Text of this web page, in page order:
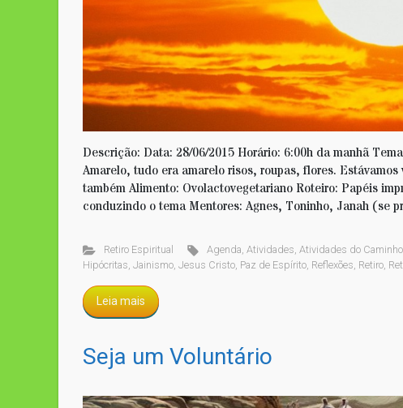
Descrição: Data: 28/06/2015 Horário: 6:00h da manhã
Amarelo, tudo era amarelo risos, roupas, flores.
também Alimento: Ovolactovegetariano Roteiro: Papéis
conduzindo o tema Mentores: Agnes, Toninho, Janah
Retiro Espiritual Agenda,Atividades,Atividades do
Hipócritas, Jainismo, Jesus Cristo, Paz de Espírito, Reflexões, Retiro,
Leia mais
Seja um Voluntário